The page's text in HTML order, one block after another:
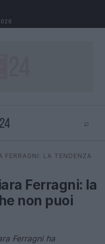
⌕
⌕ ×
FERRAGNI: LA TENDENZA
Ferragni: la
non puoi
Ferragni ha